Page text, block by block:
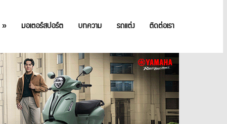
» มอเตอร์สปอร์ต บทความ รถแต่ง ติดต่อเรา